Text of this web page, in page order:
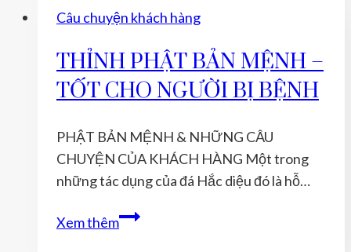
Mật
Tài
trong
Mới
Câu chuyện khách hàng
THỈNH PHẬT BẢN MỆNH –
TỐT CHO NGƯỜI BỊ BỆNH
PHẬT BẢN MỆNH & NHỮNG CÂU
CHUYỆN CỦA KHÁCH HÀNG Một trong
những tác dụng của đá Hắc diệu đó là hỗ…
Xem thêmTHỈNH